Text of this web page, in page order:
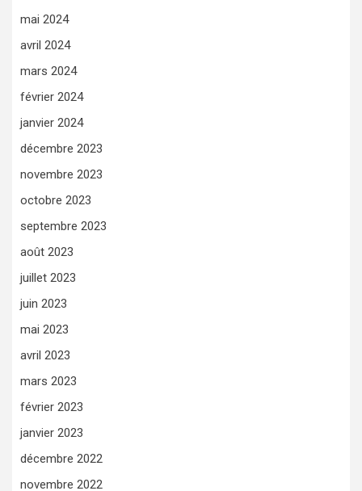
mai 2024
avril 2024
mars 2024
février 2024
janvier 2024
décembre 2023
novembre 2023
octobre 2023
septembre 2023
août 2023
juillet 2023
juin 2023
mai 2023
avril 2023
mars 2023
février 2023
janvier 2023
décembre 2022
novembre 2022